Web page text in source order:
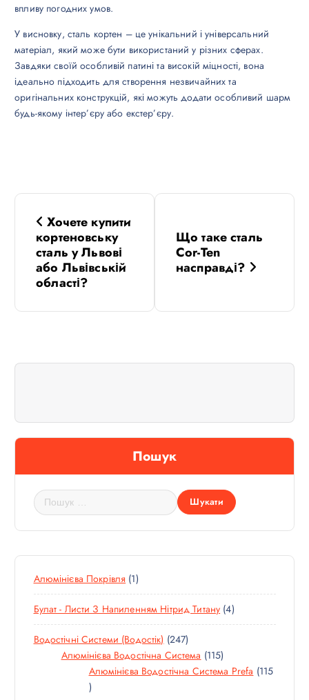
впливу погодних умов.
У висновку, сталь кортен – це унікальний і універсальний
матеріал, який може бути використаний у різних сферах.
Завдяки своїй особливій патині та високій міцності, вона
ідеально підходить для створення незвичайних та
оригінальних конструкцій, які можуть додати особливий шарм
будь-якому інтер’єру або екстер’єру.
Н
і
а
ц
і
я
а
Хочете купити
кортеновську
сталь у Львові
або Львівській
області?
Що таке сталь
Cor-Ten
насправді?
Пошук
П
о
ш
к
:
Алюмінієва Покрівля 11
Т
О
В
А
Р
Булат - Листи З Напиленням Нітрид Титану 44
Т
А
Водостічні Системи (водостік) 2472
4
7
Алюмінієва Водостічна Система 1151
1
Алюмінієва Водостічна Система Prefa 115
1